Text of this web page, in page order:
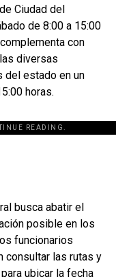
Ciudad del
de 8:00 a 15:00
con
diversas
del estado en un
horas.
READING.
busca abatir el
posible en los
funcionarios
consultar las rutas y
ubicar la fecha